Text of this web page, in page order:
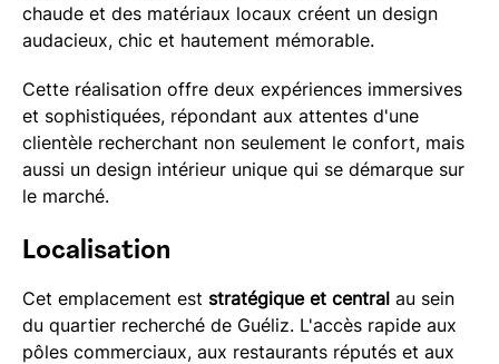
chaude et des matériaux locaux créent un design
audacieux, chic et hautement mémorable.
Cette réalisation offre deux expériences immersives
et sophistiquées, répondant aux attentes d'une
clientèle recherchant non seulement le confort, mais
aussi un design intérieur unique qui se démarque sur
le marché.
Localisation
Cet emplacement est stratégique et central au sein
du quartier recherché de Guéliz. L'accès rapide aux
pôles commerciaux, aux restaurants réputés et aux